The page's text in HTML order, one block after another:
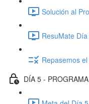
Solución al
ResuMate
Repasemos
DÍA 5 -